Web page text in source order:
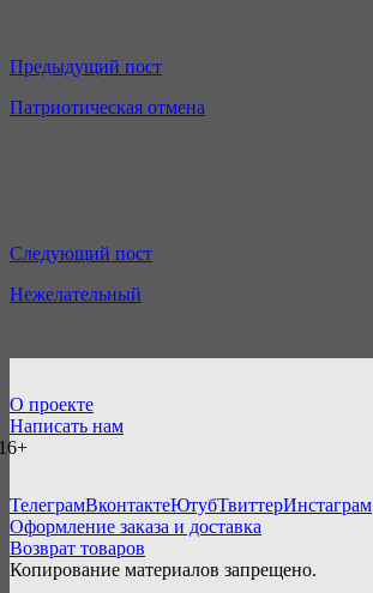
Предыдущий пост
Патриотическая отмена
Следующий пост
Нежелательный
О проекте
Написать нам
ТелеграмВконтактеЮтубТвиттерИнстаграм
Оформление заказа и доставка
Возврат товаров
Копирование материалов запрещено.